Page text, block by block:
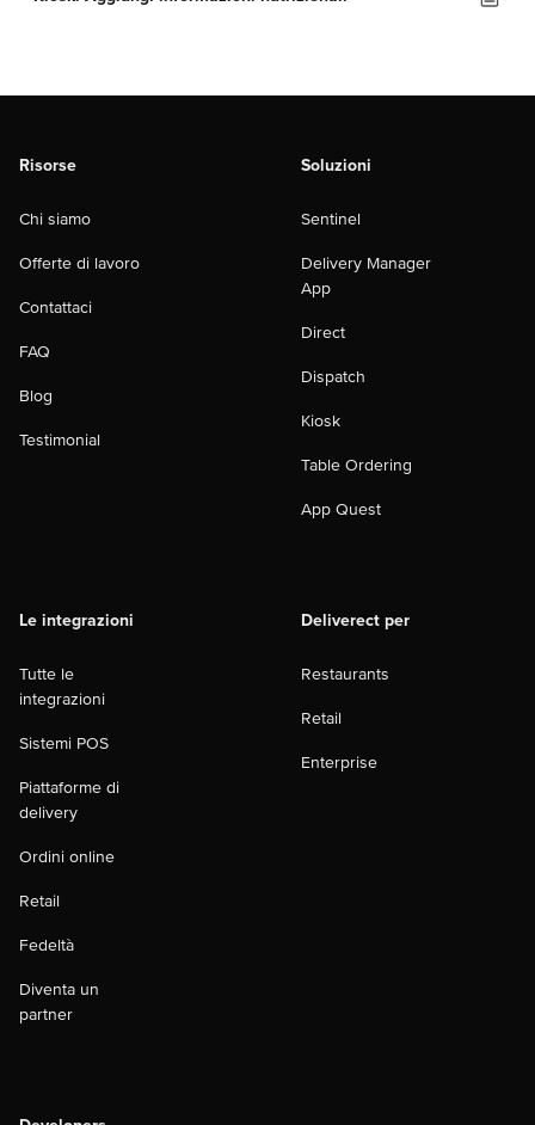
Risorse
Chi siamo
Offerte di lavoro
Contattaci
FAQ
Blog
Testimonial
Soluzioni
Sentinel
Delivery Manager
App
Direct
Dispatch
Kiosk
Table Ordering
App Quest
Le integrazioni
Tutte le
integrazioni
Sistemi POS
Piattaforme di
delivery
Ordini online
Retail
Fedeltà
Diventa un
partner
Deliverect per
Restaurants
Retail
Enterprise